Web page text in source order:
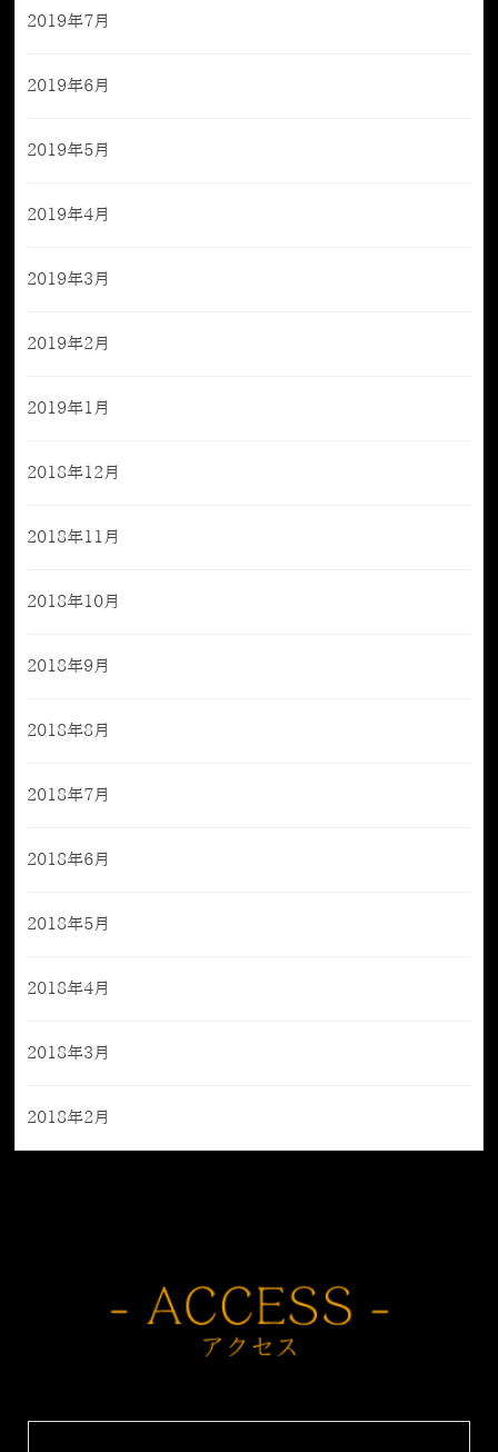
2019年7月
2019年6月
2019年5月
2019年4月
2019年3月
2019年2月
2019年1月
2018年12月
2018年11月
2018年10月
2018年9月
2018年8月
2018年7月
2018年6月
2018年5月
2018年4月
2018年3月
2018年2月